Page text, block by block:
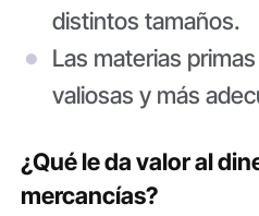
distintos tamaños.
Las materias
valiosas y más
¿Qué le da valor al
mercancías?